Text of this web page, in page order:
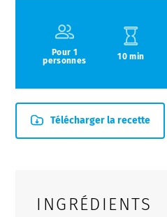
Pour 1
personnes
10 min
Télécharger la recette
INGRÉDIENTS